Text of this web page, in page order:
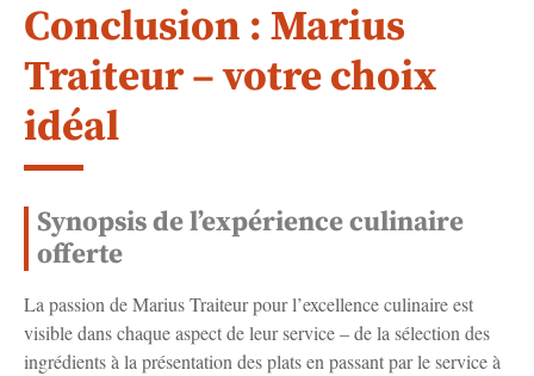
Conclusion : Marius
Traiteur – votre choix
idéal
Synopsis de l’expérience culinaire
offerte
La passion de Marius Traiteur pour l’excellence culinaire est
visible dans chaque aspect de leur service – de la sélection des
ingrédients à la présentation des plats en passant par le service à